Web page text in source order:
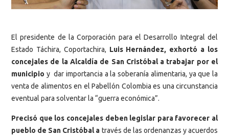
El presidente de la Corporación para el Desarrollo Integral del
Estado Táchira, Coportachira, Luis Hernández, exhortó a los
concejales de la Alcaldía de San Cristóbal a trabajar por el
municipio y dar importancia a la soberanía alimentaria, ya que la
venta de alimentos en el Pabellón Colombia es una circunstancia
eventual para solventar la “guerra económica”.
Precisó que los concejales deben legislar para favorecer al
pueblo de San Cristóbal a través de las ordenanzas y acuerdos